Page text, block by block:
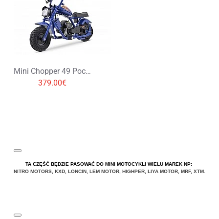
Mini Chopper 49 Pocket Bike
379.00€
TA CZĘŚĆ BĘDZIE PASOWAĆ DO MINI MOTOCYKLI WIELU MAREK NP:
NITRO MOTORS KXD LONCIN LEM MOTOR HIGHPER LIYA MOTOR MRF, XTM